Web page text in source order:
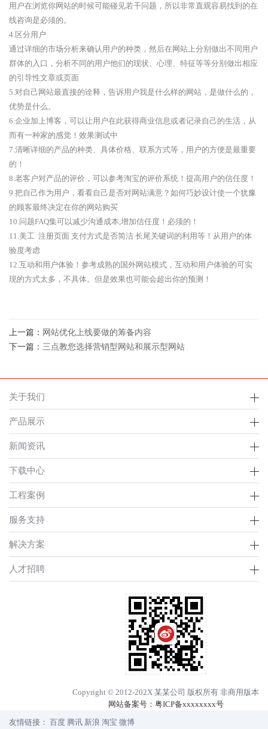
用户在浏览你网站的时候可能碰见若干问题，所以非常直观容易找到的在
线咨询是必须的。
4.区分用户
通过详细的市场分析来确认用户的种类，然后在网站上分别做出不同用户
群体的入口，分析不同的用户他们的现状、心理、特征等等分别做出相应
的引导性文章或页面
5.对自己网站最直接的诠释，告诉用户我是什么样的网站，是做什么的，
优势是什么。
6.企业加上博客，可以让用户在此获得商业信息或者记录自己的生活，从
而有一种家的感觉！效果测试中
7.清晰详细的产品的种类、具体价格、联系方式等，用户的方便是最重要
的！
8.老客户对产品的评价，可以参考淘宝的评价系统！提高用户的信任度！
9.把自己作为用户，看看自己是否对网站满意？如何巧妙设计使一个犹豫
的顾客最终决定在你的网站购买
10.问题FAQ集可以减少沟通成本,增加信任度！必须的！
11.美工 注册页面 支付方式是否简洁 长尾关键词的利用等！从用户的体
验度考虑
12.互动和用户体验！参考成熟的国外网站模式，互动和用户体验的可实
现的方式太多，不具体。但是效果也可能会超出你的预测！
上一篇： 网站优化上线要做的筹备内容
下一篇： 三点教您选择营销型网站和展示型网站
关于我们
产品展示
新闻资讯
下载中心
工程案例
服务支持
解决方案
人才招聘
Copyright © 2012-202X 某某公司 版权所有 非商用版本
网站备案号： 粤ICP备xxxxxxxx号
友情链接： 百度 腾讯 新浪 淘宝 微博